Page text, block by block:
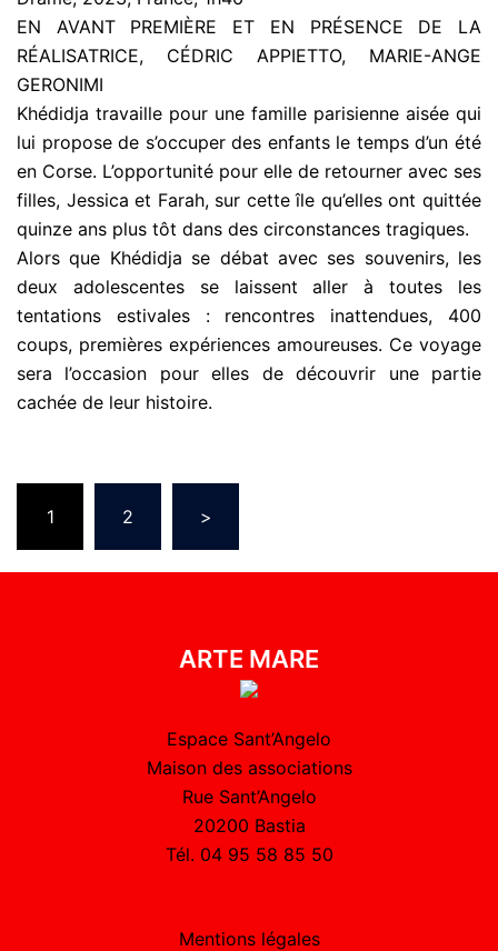
EN AVANT PREMIÈRE ET EN PRÉSENCE DE LA
RÉALISATRICE, CÉDRIC APPIETTO, MARIE-ANGE
GERONIMI
Khédidja travaille pour une famille parisienne aisée qui
lui propose de s’occuper des enfants le temps d’un été
en Corse. L’opportunité pour elle de retourner avec ses
filles, Jessica et Farah, sur cette île qu’elles ont quittée
quinze ans plus tôt dans des circonstances tragiques.
Alors que Khédidja se débat avec ses souvenirs, les
deux adolescentes se laissent aller à toutes les
tentations estivales : rencontres inattendues, 400
coups, premières expériences amoureuses. Ce voyage
sera l’occasion pour elles de découvrir une partie
cachée de leur histoire.
1 2 >
ARTE MARE
Espace Sant’Angelo
Maison des associations
Rue Sant’Angelo
20200 Bastia
Tél. 04 95 58 85 50
Mentions légales